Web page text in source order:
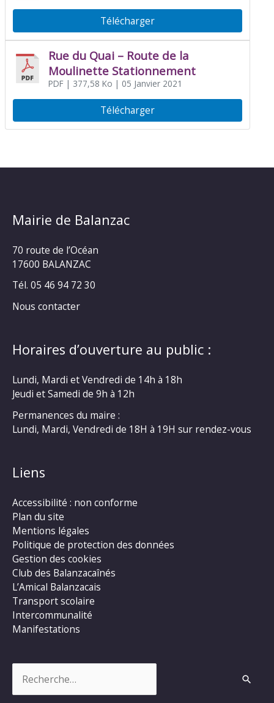
Télécharger
Rue du Quai – Route de la
Moulinette Stationnement
PDF| 377,58 Ko | 05 Janvier 2021
Télécharger
Mairie de Balanzac
70 route de l’Océan
17600 BALANZAC
Tél. 05 46 94 72 30
Nous contacter
Horaires d’ouverture au public :
Lundi, Mardi et Vendredi de 14h à 18h
Jeudi et Samedi de 9h à 12h
Permanences du maire :
Lundi, Mardi, Vendredi de 18H à 19H sur rendez-vous
Liens
Accessibilité : non conforme
Plan du site
Mentions légales
Politique de protection des données
Gestion des cookies
Club des Balanzacaînés
L’Amical Balanzacais
Transport scolaire
Intercommunalité
Manifestations